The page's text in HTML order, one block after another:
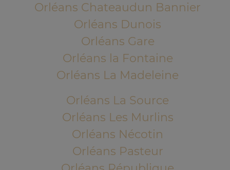
Orléans Chateaudun Bannier
Orléans Dunois
Orléans Gare
Orléans la Fontaine
Orléans La Madeleine
Orléans La Source
Orléans Les Murlins
Orléans Nécotin
Orléans Pasteur